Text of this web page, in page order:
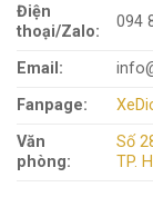
Điện
thoại/Zalo:
094
Email:
Fanpage:
Văn
phòng:
Số
TP.